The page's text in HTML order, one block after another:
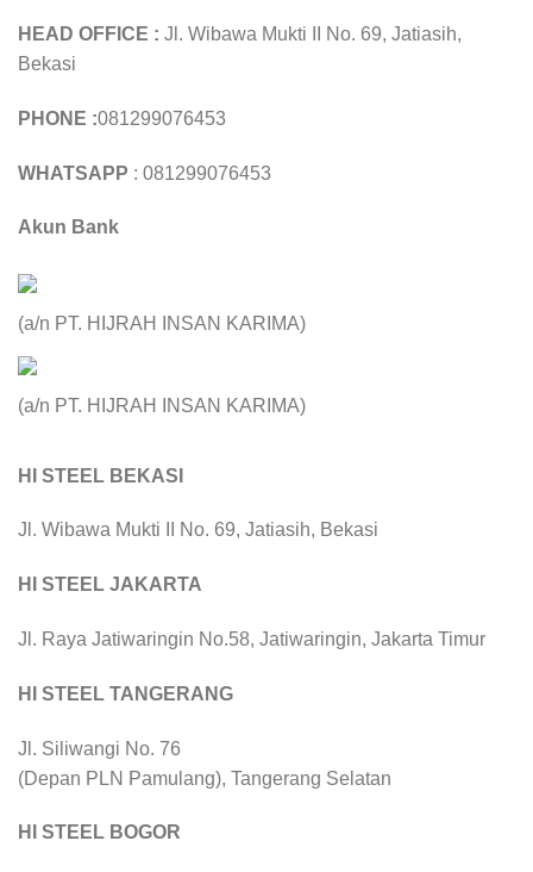
HEAD OFFICE : Jl. Wibawa Mukti II No. 69, Jatiasih,
Bekasi
PHONE :081299076453
WHATSAPP : 081299076453
Akun Bank
(a/n PT. HIJRAH INSAN KARIMA)
(a/n PT. HIJRAH INSAN KARIMA)
HI STEEL BEKASI
Jl. Wibawa Mukti II No. 69, Jatiasih, Bekasi
HI STEEL JAKARTA
Jl. Raya Jatiwaringin No.58, Jatiwaringin, Jakarta Timur
HI STEEL TANGERANG
Jl. Siliwangi No. 76
(Depan PLN Pamulang), Tangerang Selatan
HI STEEL BOGOR